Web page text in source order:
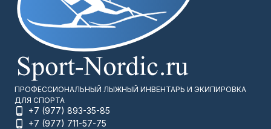
ПРОФЕССИОНАЛЬНЫЙ ЛЫЖНЫЙ ИНВЕНТАРЬ И ЭКИПИРОВКА
ДЛЯ СПОРТА
+7 (977) 893-35-85
+7 (977) 711-57-75